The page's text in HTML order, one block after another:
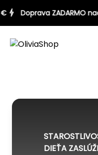
€ Doprava ZADARMO
DIEŤA